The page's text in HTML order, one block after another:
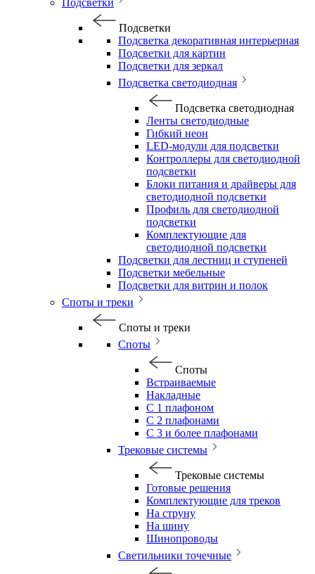
Подсветки
Подсветки
Подсветка декоративная интерьерная
Подсветки для картин
Подсветки для зеркал
Подсветка светодиодная
Подсветка светодиодная
Ленты светодиодные
Гибкий неон
LED-модули для подсветки
Контроллеры для светодиодной
подсветки
Блоки питания и драйверы для
светодиодной подсветки
Профиль для светодиодной
подсветки
Комплектующие для
светодиодной подсветки
Подсветки для лестниц и ступеней
Подсветки мебельные
Подсветки для витрин и полок
Споты и треки
Споты и треки
Споты
Споты
Встраиваемые
Накладные
С 1 плафоном
С 2 плафонами
С 3 и более плафонами
Трековые системы
Трековые системы
Готовые решения
Комплектующие для треков
На струну
На шину
Шинопроводы
Светильники точечные